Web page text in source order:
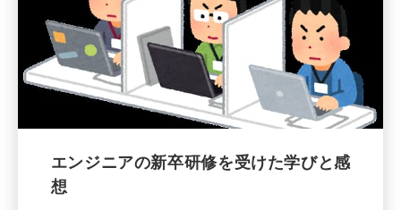
エンジニアの新卒研修を受けた学びと感
想